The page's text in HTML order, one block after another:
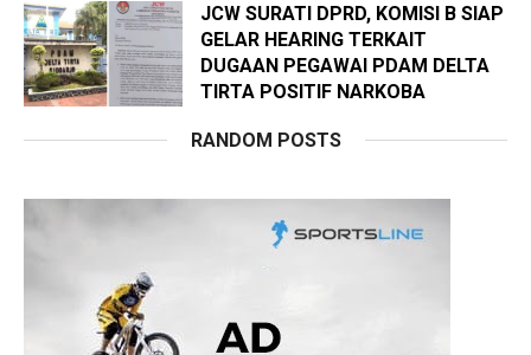
JCW SURATI DPRD, KOMISI B SIAP
GELAR HEARING TERKAIT
DUGAAN PEGAWAI PDAM DELTA
TIRTA POSITIF NARKOBA
RANDOM POSTS